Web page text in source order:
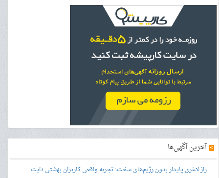
»آخرین آگهی‌ها
راز لاغری پایدار بدون رژیم‌های سخت؛ تجربه واقعی کاربران بهشتی دایت